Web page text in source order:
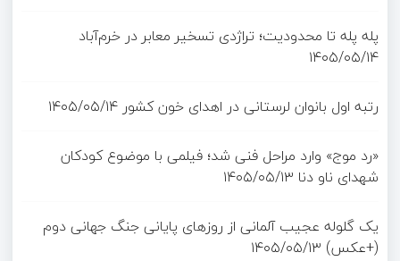
پله پله تا محدودیت؛ تراژدی تسخیر معابر در خرم‌آباد
۱۴۰۵/۰۵/۱۴
رتبه اول بانوان لرستانی در اهدای خون کشور ۱۴۰۵/۰۵/۱۴
«رد موج» وارد مراحل فنی شد؛ فیلمی با موضوع کودکان
شهدای ناو دنا ۱۴۰۵/۰۵/۱۳
یک گلوله عجیب آلمانی از روزهای پایانی جنگ جهانی دوم
(+عکس) ۱۴۰۵/۰۵/۱۳